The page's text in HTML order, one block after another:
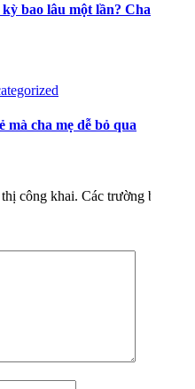
bao lâu một lần? Cha mẹ
mà cha mẹ dễ bỏ qua
công khai. Các trường bắt